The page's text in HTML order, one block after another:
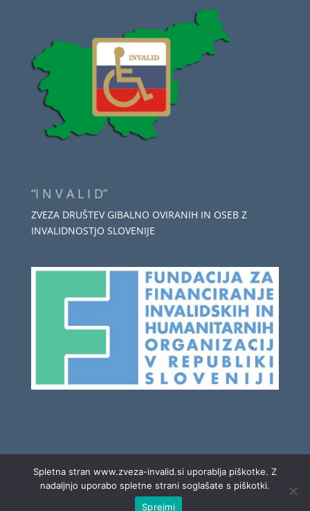
“I N V A L I D”
ZVEZA DRUŠTEV GIBALNO OVIRANIH IN OSEB Z
INVALIDNOSTJO SLOVENIJE
Copyright © 2020 Zveza invalid
Spletna stran www.zveza-invalid.si uporablja piškotke. Z
nadaljnjo uporabo spletne strani soglašate s piškotki.
Sprejmi